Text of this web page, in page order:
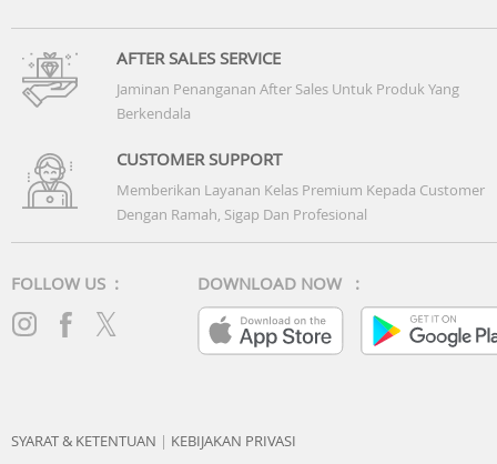
AFTER SALES SERVICE
Jaminan Penanganan After Sales Untuk Produk Yang
Berkendala
CUSTOMER SUPPORT
Memberikan Layanan Kelas Premium Kepada Customer
Dengan Ramah, Sigap Dan Profesional
FOLLOW US : DOWNLOAD NOW :
SYARAT & KETENTUAN | KEBIJAKAN PRIVASI